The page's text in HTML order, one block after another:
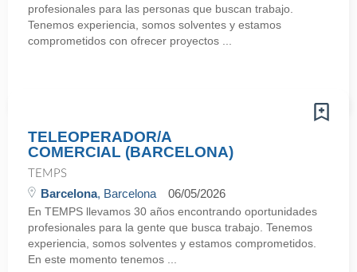
profesionales para las personas que buscan trabajo.
Tenemos experiencia, somos solventes y estamos
comprometidos con ofrecer proyectos ...
TELEOPERADOR/A
COMERCIAL (BARCELONA)
TEMPS
Barcelona, Barcelona 06/05/2026
En TEMPS llevamos 30 años encontrando oportunidades
profesionales para la gente que busca trabajo. Tenemos
experiencia, somos solventes y estamos comprometidos.
En este momento tenemos ...